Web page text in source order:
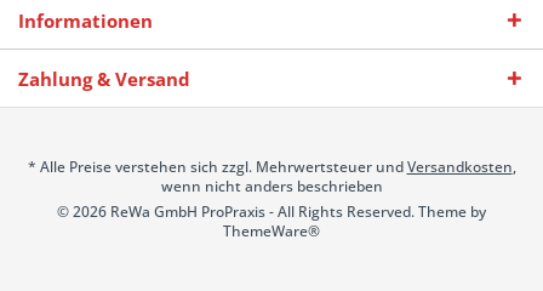
Informationen
Zahlung & Versand
* Alle Preise verstehen sich zzgl. Mehrwertsteuer undVersandkosten,
wenn nicht anders beschrieben
© 2026 ReWa GmbH ProPraxis - All Rights Reserved. Theme by
ThemeWare®